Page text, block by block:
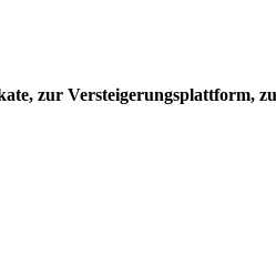
zur Versteigerungsplattform,